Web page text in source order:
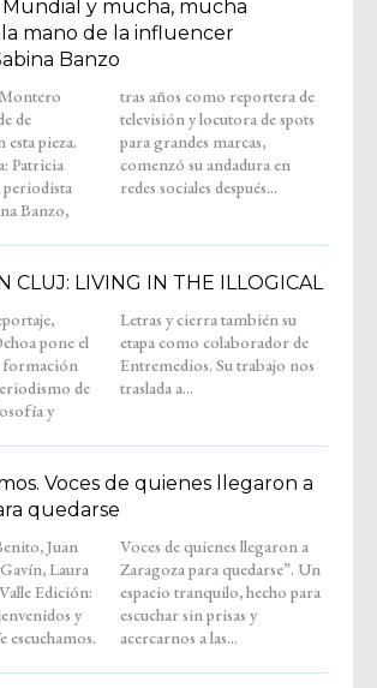
Mundial y mucha, mucha
mano de la influencer
Banzo
de
pieza.
Banzo,
de
spots
marcas,
redes sociales después...
CLUJ: LIVING IN THE ILLOGICAL
pone el
formación
de
y
su
de
nos
traslada a...
Voces de quienes llegaron a
quedarse
Juan
Laura
escuchamos.
llegaron a
Un
para
acercarnos a las...